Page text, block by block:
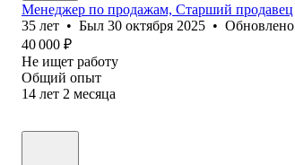
Менеджер по продажам, Старший продавец
35 лет • Был 30 октября 2025 • Обновлено
40 000 ₽
Не ищет работу
Общий опыт
14 лет 2 месяца